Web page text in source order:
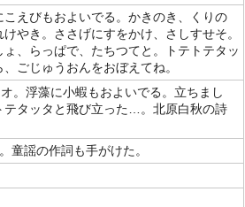
えびもおよいでる。かきのき、くりの
やき。ささげにすをかけ、さしすせそ。
、らっぱで、たちつてと。トテトテタッ
ごじゅうおんをおぼえてね。
。浮藻に小蝦もおよいでる。立ちまし
テタッタと飛び立った…。北原白秋の詩
童謡の作詞も手がけた。